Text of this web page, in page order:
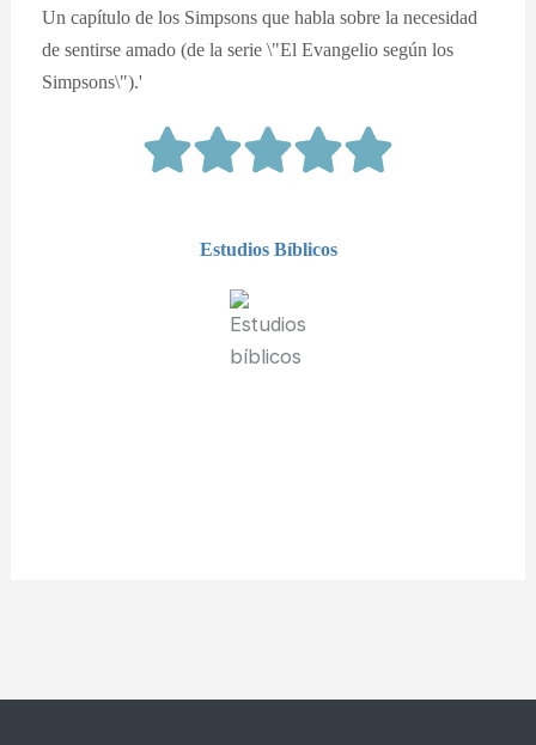
Un capítulo de los Simpsons que habla sobre la necesidad
de sentirse amado (de la serie \"El Evangelio según los
Simpsons\").'
Estudios Bíblicos